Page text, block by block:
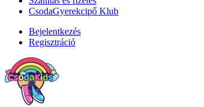
CsodaGyerekcipő Klub
Bejelentkezés
Regisztráció